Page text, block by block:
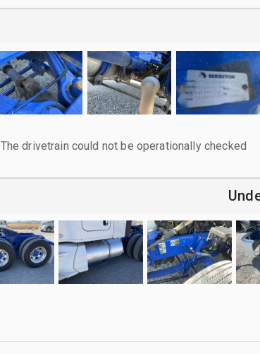
The drivetrain could not be operationally checked.